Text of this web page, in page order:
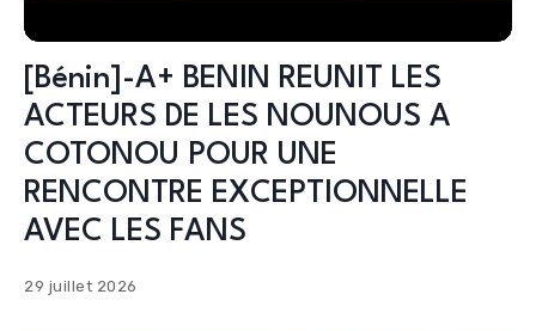
[Bénin]-A+ BENIN REUNIT LES
ACTEURS DE LES NOUNOUS A
COTONOU POUR UNE
RENCONTRE EXCEPTIONNELLE
AVEC LES FANS
29 juillet 2026